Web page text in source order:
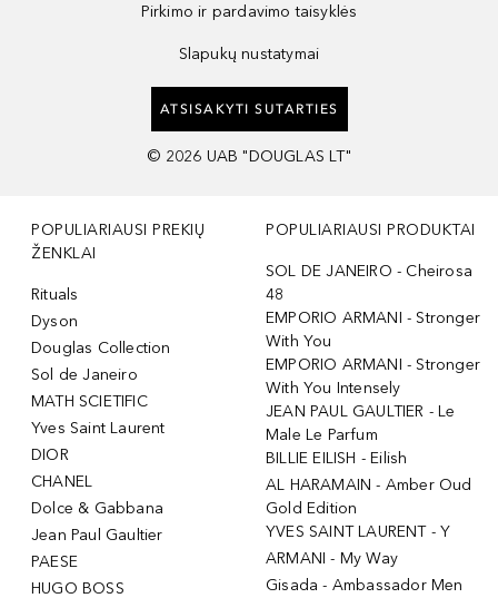
Pirkimo ir pardavimo taisyklės
Slapukų nustatymai
ATSISAKYTI SUTARTIES
© 2026 UAB "DOUGLAS LT"
POPULIARIAUSI PREKIŲ
ŽENKLAI
Rituals
Dyson
Douglas Collection
Sol de Janeiro
MATH SCIETIFIC
Yves Saint Laurent
DIOR
CHANEL
Dolce & Gabbana
Jean Paul Gaultier
PAESE
HUGO BOSS
POPULIARIAUSI PRODUKTAI
SOL DE JANEIRO - Cheirosa
48
EMPORIO ARMANI - Stronger
With You
EMPORIO ARMANI - Stronger
With You Intensely
JEAN PAUL GAULTIER - Le
Male Le Parfum
BILLIE EILISH - Eilish
AL HARAMAIN - Amber Oud
Gold Edition
YVES SAINT LAURENT - Y
ARMANI - My Way
Gisada - Ambassador Men